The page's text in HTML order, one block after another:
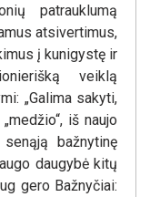
patrauklumą
atsivertimus,
į kunigystę ir
veiklą
„Galima sakyti,
iš naujo
bažnytinę
daugybė kitų
gero Bažnyčiai: